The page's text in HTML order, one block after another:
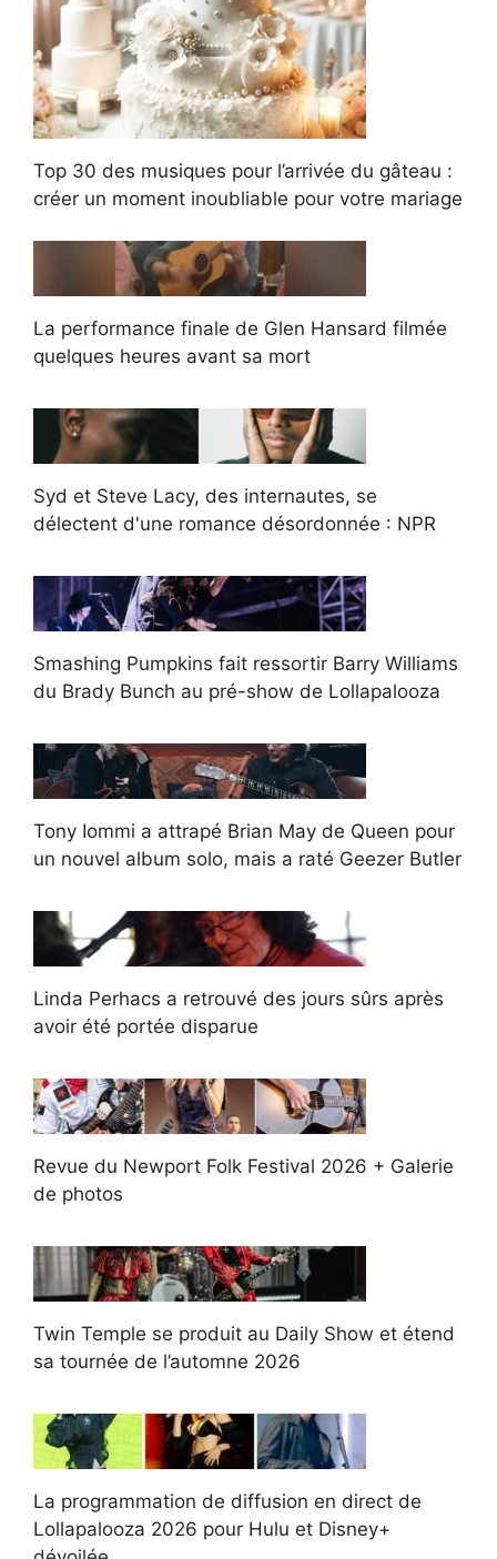
Top 30 des musiques pour l’arrivée du gâteau :
créer un moment inoubliable pour votre mariage
La performance finale de Glen Hansard filmée
quelques heures avant sa mort
Syd et Steve Lacy, des internautes, se
délectent d'une romance désordonnée : NPR
Smashing Pumpkins fait ressortir Barry Williams
du Brady Bunch au pré-show de Lollapalooza
Tony Iommi a attrapé Brian May de Queen pour
un nouvel album solo, mais a raté Geezer Butler
Linda Perhacs a retrouvé des jours sûrs après
avoir été portée disparue
Revue du Newport Folk Festival 2026 + Galerie
de photos
Twin Temple se produit au Daily Show et étend
sa tournée de l’automne 2026
La programmation de diffusion en direct de
Lollapalooza 2026 pour Hulu et Disney+